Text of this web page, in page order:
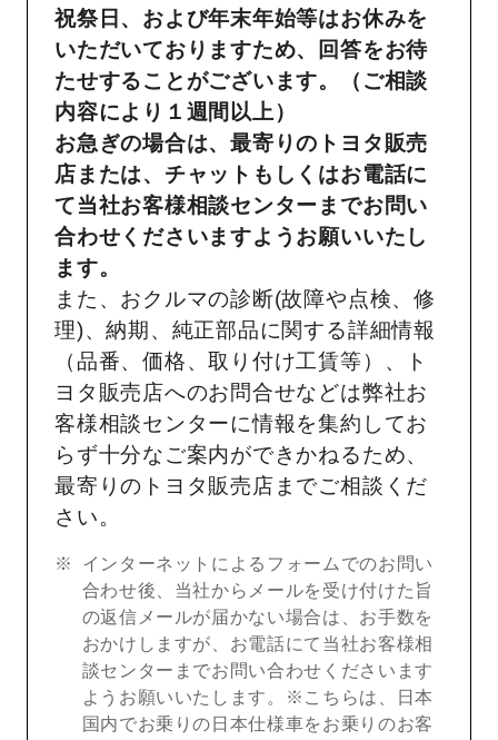
祝祭日、および年末年始等はお休みを
いただいておりますため、回答をお待
たせすることがございます。（ご相談
内容により１週間以上）
お急ぎの場合は、最寄りのトヨタ販売
店または、チャットもしくはお電話に
て当社お客様相談センターまでお問い
合わせくださいますようお願いいたし
ます。
また、おクルマの診断(故障や点検、修
理)、納期、純正部品に関する詳細情報
（品番、価格、取り付け工賃等）、ト
ヨタ販売店へのお問合せなどは弊社お
客様相談センターに情報を集約してお
らず十分なご案内ができかねるため、
最寄りのトヨタ販売店までご相談くだ
さい。
インターネットによるフォームでのお問い
合わせ後、当社からメールを受け付けた旨
の返信メールが届かない場合は、お手数を
おかけしますが、お電話にて当社お客様相
談センターまでお問い合わせくださいます
ようお願いいたします。※こちらは、日本
国内でお乗りの日本仕様車をお乗りのお客